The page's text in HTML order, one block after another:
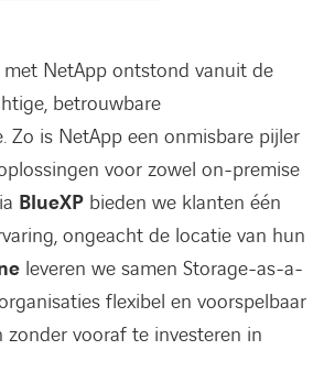
NetApp ontstond vanuit de
betrouwbare
Zo is NetApp een onmisbare pijler
voor zowel on-premise
BlueXP bieden we klanten één
ongeacht de locatie van hun
leveren we samen Storage-as-a-
flexibel en voorspelbaar
zonder vooraf te investeren in